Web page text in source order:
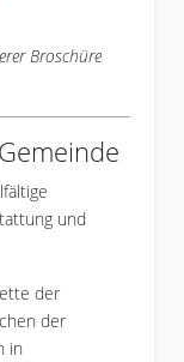
Broschüre
und
der
der
in